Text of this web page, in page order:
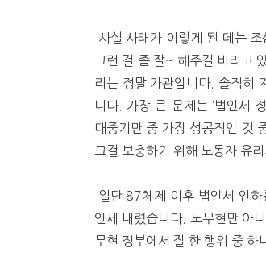
사실 사태가 이렇게 된 데는
그런 걸 좀 잘~ 해주길 바라고
리는 정말 가관입니다. 솔직히
니다. 가장 큰 문제는 ‘법인세
대중기만 중 가장 성공적인 것
그걸 보충하기 위해 노동자 유
일단 87체제 이후 법인세 인
인세 내렸습니다. 노무현만 아
무현 정부에서 잘 한 행위 중 하